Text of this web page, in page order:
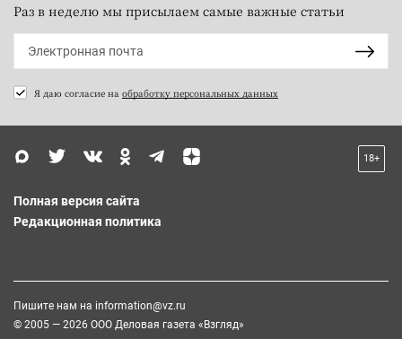
Раз в неделю мы присылаем самые важные статьи
Я даю согласие на обработку персональных данных
18+
Полная версия сайта
Редакционная политика
Пишите нам на information@vz.ru
© 2005 — 2026 ООО Деловая газета «Взгляд»